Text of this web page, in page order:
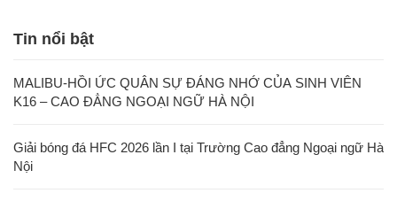
Tin nổi bật
MALIBU-HỒI ỨC QUÂN SỰ ĐÁNG NHỚ CỦA SINH VIÊN
K16 – CAO ĐẲNG NGOẠI NGỮ HÀ NỘI
Giải bóng đá HFC 2026 lần I tại Trường Cao đẳng Ngoại ngữ Hà
Nội